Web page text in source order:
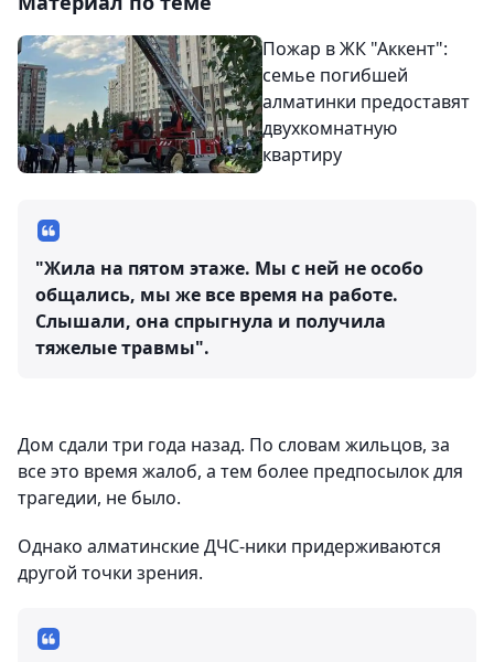
Пожар в ЖК "Аккент":
семье погибшей
алматинки предоставят
двухкомнатную
квартиру
"Жила на пятом этаже. Мы с ней не особо
общались, мы же все время на работе.
Слышали, она спрыгнула и получила
тяжелые травмы".
Дом сдали три года назад. По словам жильцов, за
все это время жалоб, а тем более предпосылок для
трагедии, не было.
Однако алматинские ДЧС-ники придерживаются
другой точки зрения.